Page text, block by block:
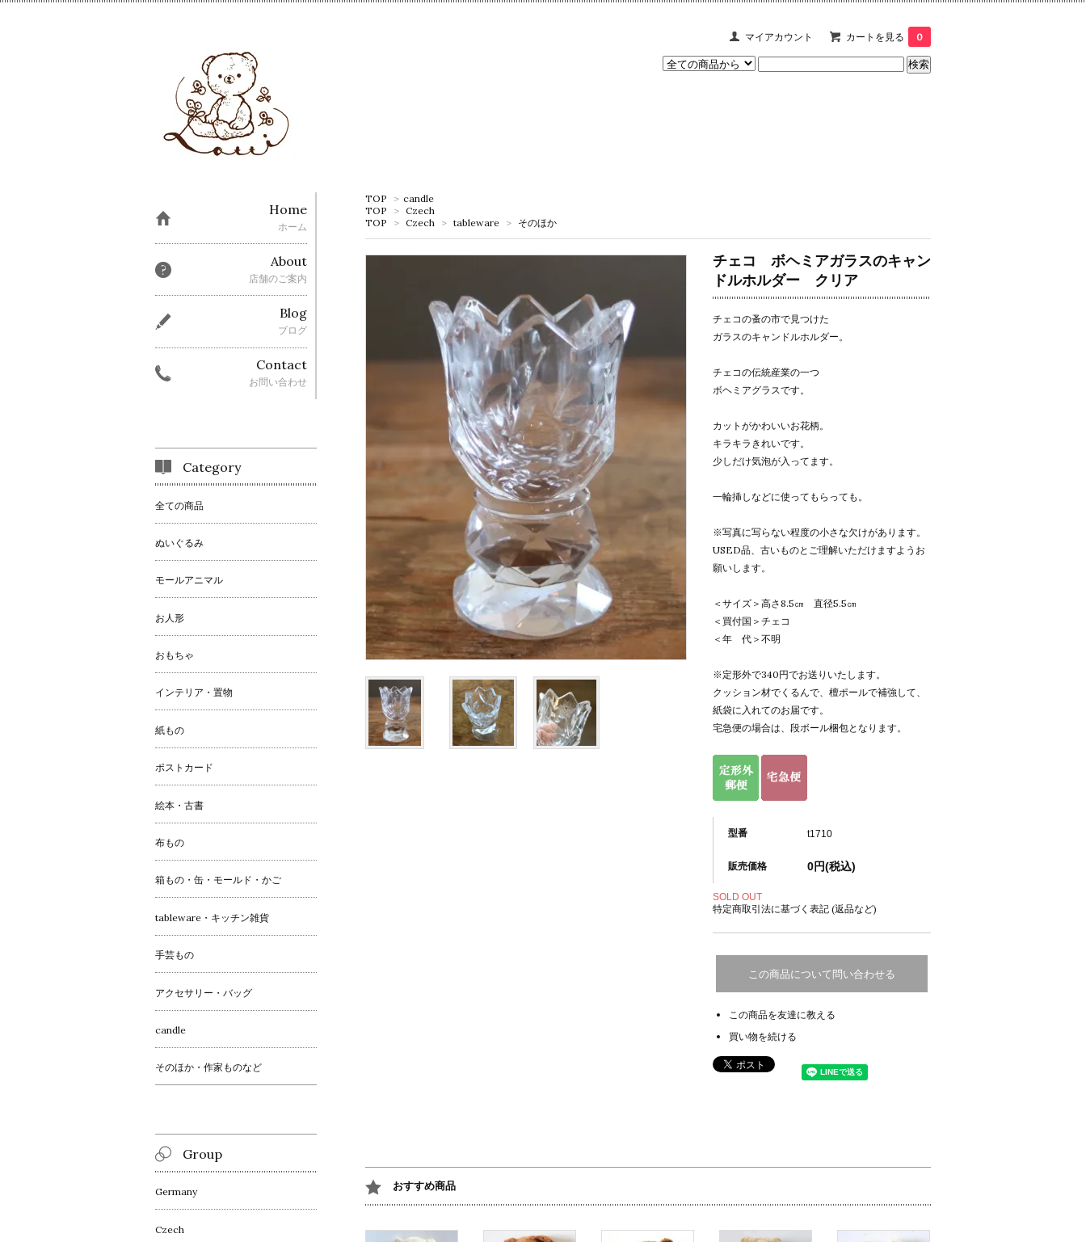
マイアカウント カートを見る 0
TOP > candle
TOP
> Czech
TOP
> Czech > tableware > そのほか
チェコ ボヘミアガラスのキャン
ドルホルダー クリア
チェコの蚤の市で見つけた
ガラスのキャンドルホルダー。
チェコの伝統産業の一つ
ボヘミアグラスです。
カットがかわいいお花柄。
キラキラきれいです。
少しだけ気泡が入ってます。
一輪挿しなどに使ってもらっても。
※写真に写らない程度の小さな欠けがあります。
USED品、古いものとご理解いただけますようお
願いします。
＜サイズ＞高さ8.5㎝ 直径5.5㎝
＜買付国＞チェコ
＜年 代＞不明
※定形外で340円でお送りいたします。
クッション材でくるんで、檀ポールで補強して、
紙袋に入れてのお届です。
宅急便の場合は、段ボール梱包となります。
型番 t1710
販売価格 0円(税込)
SOLD OUT
特定商取引法に基づく表記 (返品など)
この商品について問い合わせる
この商品を友達に教える
買い物を続ける
おすすめ商品
Home
ホーム
About
店舗のご案内
Blog
ブログ
Contact
お問い合わせ
Category
全ての商品
ぬいぐるみ
モールアニマル
お人形
おもちゃ
インテリア・置物
紙もの
ポストカード
絵本・古書
布もの
箱もの・缶・モールド・かご
tableware・キッチン雑貨
手芸もの
アクセサリー・バッグ
candle
そのほか・作家ものなど
Group
Germany
Czech